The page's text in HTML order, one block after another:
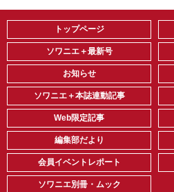
トップページ
ソワニエ＋最新号
お知らせ
ソワニエ＋本誌連動記事
Web限定記事
編集部だより
会員イベントレポート
ソワニエ別冊・ムック